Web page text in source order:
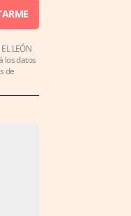
LEÓN
los datos
de